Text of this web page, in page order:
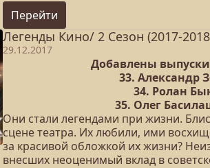
Перейти
Легенды Кино/ 2 Сезон (2017-
29.12.2017
Добавлены выпуски
33. Александр
34. Ролан
35. Олег
Они стали легендами при жизни.
сцене театра. Их любили, ими
за красивой обложкой их жизни?
внесших неоценимый вклад в